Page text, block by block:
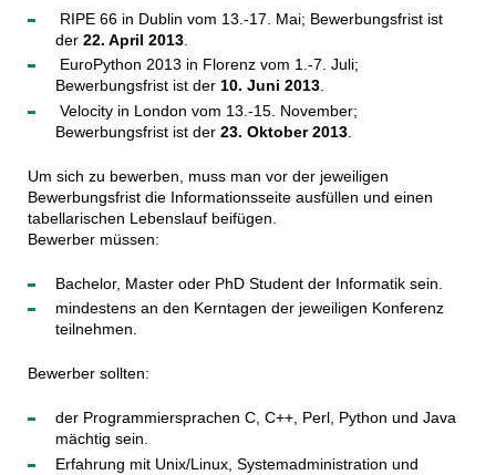
RIPE 66 in Dublin vom 13.-17. Mai; Bewerbungsfrist ist
der 22. April 2013.
EuroPython 2013 in Florenz vom 1.-7. Juli;
Bewerbungsfrist ist der 10. Juni 2013.
Velocity in London vom 13.-15. November;
Bewerbungsfrist ist der 23. Oktober 2013.
Um sich zu bewerben, muss man vor der jeweiligen
Bewerbungsfrist die Informationsseite ausfüllen und einen
tabellarischen Lebenslauf beifügen.
Bewerber müssen:
Bachelor, Master oder PhD Student der Informatik sein.
mindestens an den Kerntagen der jeweiligen Konferenz
teilnehmen.
Bewerber sollten:
der Programmiersprachen C, C++, Perl, Python und Java
mächtig sein.
Erfahrung mit Unix/Linux, Systemadministration und